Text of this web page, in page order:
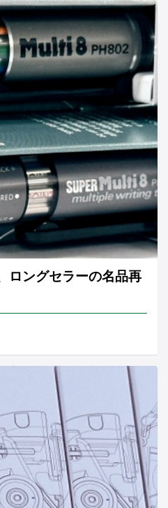
ロングセラーの名品再